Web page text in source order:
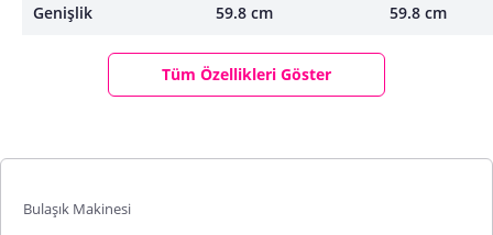
Genişlik 59.8 cm 59.8 cm
Tüm Özellikleri Göster
Bulaşık Makinesi